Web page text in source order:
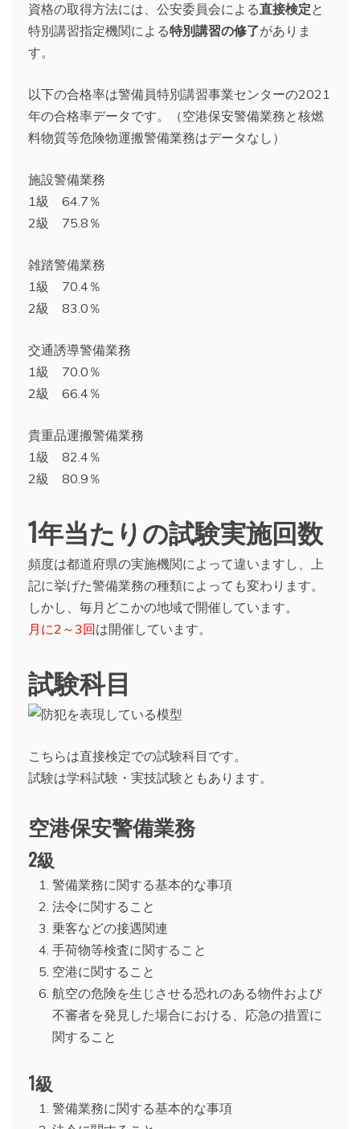
資格の取得方法には、公安委員会による直接検定と
特別講習指定機関による特別講習の修了がありま
す。
以下の合格率は警備員特別講習事業センターの2021
年の合格率データです。（空港保安警備業務と核燃
料物質等危険物運搬警備業務はデータなし）
施設警備業務
1級 64.7％
2級 75.8％
雑踏警備業務
1級 70.4％
2級 83.0％
交通誘導警備業務
1級 70.0％
2級 66.4％
貴重品運搬警備業務
1級 82.4％
2級 80.9％
1年当たりの試験実施回数
頻度は都道府県の実施機関によって違いますし、上
記に挙げた警備業務の種類によっても変わります。
しかし、毎月どこかの地域で開催しています。
月に2～3回は開催しています。
試験科目
こちらは直接検定での試験科目です。
試験は学科試験・実技試験ともあります。
空港保安警備業務
2級
警備業務に関する基本的な事項
法令に関すること
乗客などの接遇関連
手荷物等検査に関すること
空港に関すること
航空の危険を生じさせる恐れのある物件および
不審者を発見した場合における、応急の措置に
関すること
1級
警備業務に関する基本的な事項